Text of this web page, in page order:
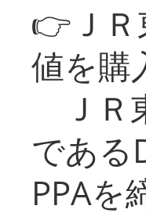
👉Ｊ
値を購
ＪＲ
である
PPAを